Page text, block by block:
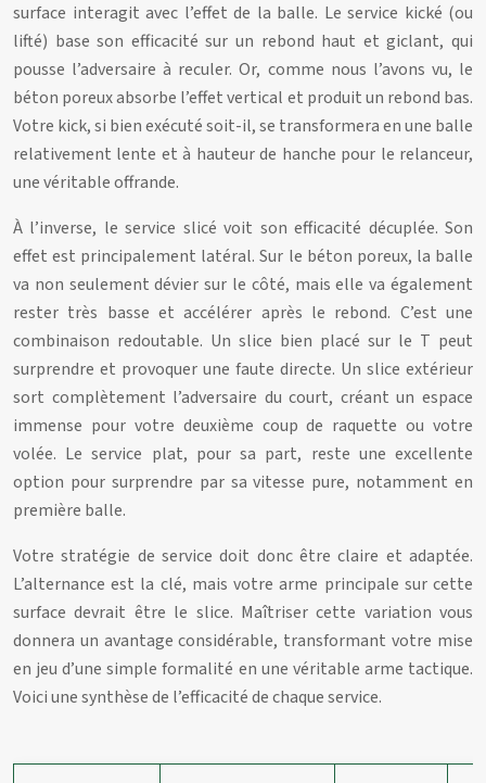
surface interagit avec l’effet de la balle. Le service kické (ou
lifté) base son efficacité sur un rebond haut et giclant, qui
pousse l’adversaire à reculer. Or, comme nous l’avons vu, le
béton poreux absorbe l’effet vertical et produit un rebond bas.
Votre kick, si bien exécuté soit-il, se transformera en une balle
relativement lente et à hauteur de hanche pour le relanceur,
une véritable offrande.
À l’inverse, le service slicé voit son efficacité décuplée. Son
effet est principalement latéral. Sur le béton poreux, la balle
va non seulement dévier sur le côté, mais elle va également
rester très basse et accélérer après le rebond. C’est une
combinaison redoutable. Un slice bien placé sur le T peut
surprendre et provoquer une faute directe. Un slice extérieur
sort complètement l’adversaire du court, créant un espace
immense pour votre deuxième coup de raquette ou votre
volée. Le service plat, pour sa part, reste une excellente
option pour surprendre par sa vitesse pure, notamment en
première balle.
Votre stratégie de service doit donc être claire et adaptée.
L’alternance est la clé, mais votre arme principale sur cette
surface devrait être le slice. Maîtriser cette variation vous
donnera un avantage considérable, transformant votre mise
en jeu d’une simple formalité en une véritable arme tactique.
Voici une synthèse de l’efficacité de chaque service.